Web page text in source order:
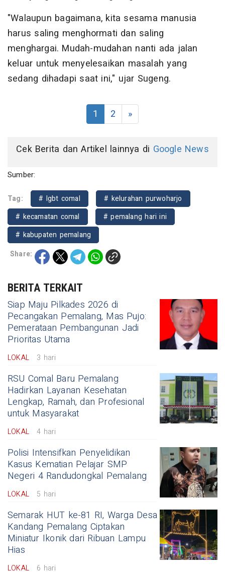
"Walaupun bagaimana, kita sesama manusia
harus saling menghormati dan saling
menghargai. Mudah-mudahan nanti ada jalan
keluar untuk menyelesaikan masalah yang
sedang dihadapi saat ini," ujar Sugeng.
1 2 »
Cek Berita dan Artikel lainnya di Google News
Sumber:
Tag: # lgbt comal
# kelurahan purwoharjo
# kecamatan comal
# pemalang hari ini
# kabupaten pemalang
Share:
BERITA TERKAIT
Siap Maju Pilkades 2026 di
Pecangakan Pemalang, Mas Pujo:
Pemerataan Pembangunan Jadi
Prioritas Utama
LOKAL 3 hari
RSU Comal Baru Pemalang
Hadirkan Layanan Kesehatan
Lengkap, Ramah, dan Profesional
untuk Masyarakat
LOKAL 4 hari
Polisi Intensifkan Penyelidikan
Kasus Kematian Pelajar SMP
Negeri 4 Randudongkal Pemalang
LOKAL 5 hari
Semarak HUT ke-81 RI, Warga Desa
Kandang Pemalang Ciptakan
Miniatur Ikonik dari Ribuan Lampu
Hias
LOKAL 6 hari